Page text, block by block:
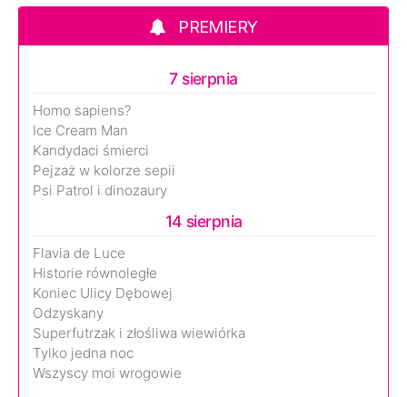
PREMIERY
7 sierpnia
Homo sapiens?
Ice Cream Man
Kandydaci śmierci
Pejzaż w kolorze sepii
Psi Patrol i dinozaury
14 sierpnia
Flavia de Luce
Historie równoległe
Koniec Ulicy Dębowej
Odzyskany
Superfutrzak i złośliwa wiewiórka
Tylko jedna noc
Wszyscy moi wrogowie